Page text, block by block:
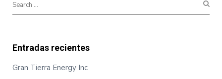
Entradas recientes
Gran Tierra Energy Inc